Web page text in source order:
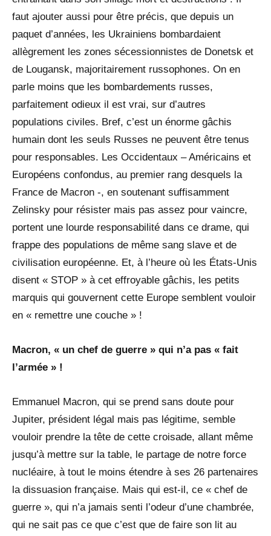
faut ajouter aussi pour être précis, que depuis un
paquet d’années, les Ukrainiens bombardaient
allègrement les zones sécessionnistes de Donetsk et
de Lougansk, majoritairement russophones. On en
parle moins que les bombardements russes,
parfaitement odieux il est vrai, sur d’autres
populations civiles. Bref, c’est un énorme gâchis
humain dont les seuls Russes ne peuvent être tenus
pour responsables. Les Occidentaux – Américains et
Européens confondus, au premier rang desquels la
France de Macron -, en soutenant suffisamment
Zelinsky pour résister mais pas assez pour vaincre,
portent une lourde responsabilité dans ce drame, qui
frappe des populations de même sang slave et de
civilisation européenne. Et, à l’heure où les États-Unis
disent « STOP » à cet effroyable gâchis, les petits
marquis qui gouvernent cette Europe semblent vouloir
en « remettre une couche » !
Macron, « un chef de guerre » qui n’a pas « fait
l’armée » !
Emmanuel Macron, qui se prend sans doute pour
Jupiter, président légal mais pas légitime, semble
vouloir prendre la tête de cette croisade, allant même
jusqu’à mettre sur la table, le partage de notre force
nucléaire, à tout le moins étendre à ses 26 partenaires
la dissuasion française. Mais qui est-il, ce « chef de
guerre », qui n’a jamais senti l’odeur d’une chambrée,
qui ne sait pas ce que c’est que de faire son lit au